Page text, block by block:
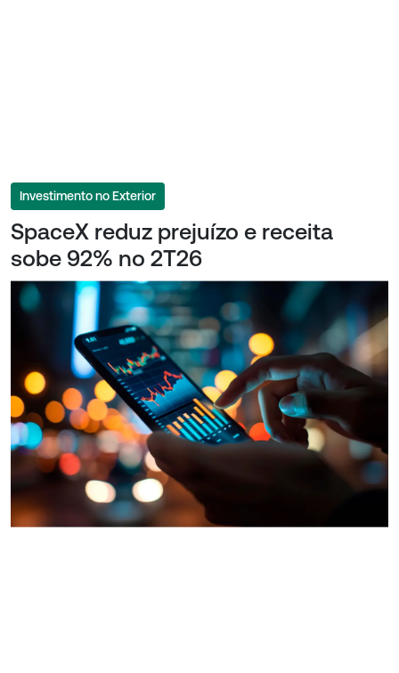
Investimento no Exterior
SpaceX reduz prejuízo e receita
sobe 92% no 2T26